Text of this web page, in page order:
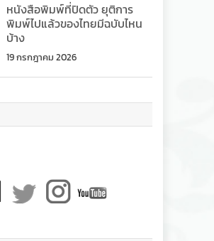
หนังสือพิมพ์ที่ปิดตัว ยุติการ
พิมพ์ไปแล้วของไทยมีฉบับไหน
บ้าง
19 กรกฎาคม 2026